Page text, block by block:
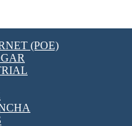
[VDF]
(POE)